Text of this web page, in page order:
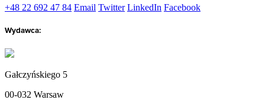
+48 22 692 47 84 Email Twitter LinkedIn Facebook
Wydawca:
Gałczyńskiego 5
00-032 Warsaw